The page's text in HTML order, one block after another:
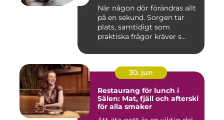
När någon dör förändras allt
på en sekund. Sorgen tar
plats, samtidigt som
praktiska frågor kräver s...
30. jun
Restaurang för lunch i
Sälen: Mat, fjäll och afterski
för alla smaker